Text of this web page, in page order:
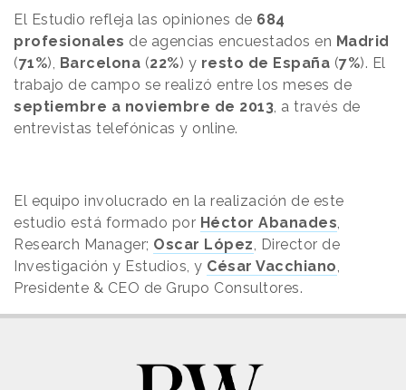
El Estudio refleja las opiniones de 684
profesionales de agencias encuestados en Madrid
(71%), Barcelona (22%) y resto de España (7%). El
trabajo de campo se realizó entre los meses de
septiembre a noviembre de 2013 , a través de
entrevistas telefónicas y online.
El equipo involucrado en la realización de este
estudio está formado por Héctor Abanades
Research Manager; Oscar López , Director de
Investigación y Estudios, y César Vacchiano
Presidente & CEO de Grupo Consultores.